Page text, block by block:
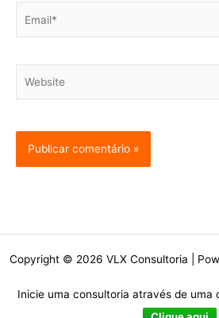
Copyright © 2026 VLX Consultoria |
Inicie uma consultoria através de uma